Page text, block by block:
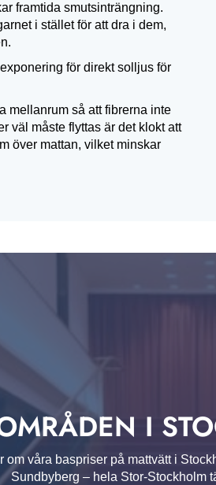
framtida smutsinträngning.
i stället för att dra i dem,
för direkt solljus för
mellanrum så att fibrerna inte
väl måste flyttas är det klokt att
över mattan, vilket minskar
I
om våra baspriser på mattvätt i
Sundbyberg – hela Stor-Stockholm